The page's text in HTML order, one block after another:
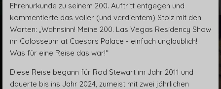
Ehrenurkunde zu seinem 200. Auftritt entgegen und
kommentierte das voller (und verdientem) Stolz mit den
Worten: „Wahnsinn! Meine 200. Las Vegas Residency Show
im Colosseum at Caesars Palace - einfach unglaublich!
Was für eine Reise das war!“
Diese Reise begann für Rod Stewart im Jahr 2011 und
dauerte bis ins Jahr 2024, zumeist mit zwei jährlichen